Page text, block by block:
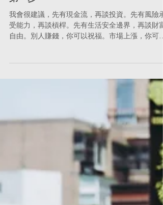
你真敢辭職？當台股四萬五之後，最該
問的不是買哪一檔，而是你哪來的錢進
場？沒錢進場，請你認清：有收入先存
受能力，再談槓桿。先有生活安全邊界，再談財富
自由。別人賺錢，你可以祝福。市場上漲，你可以
參與。但請不要在全民瘋狂時，把自己的人生押到
沒有退路。